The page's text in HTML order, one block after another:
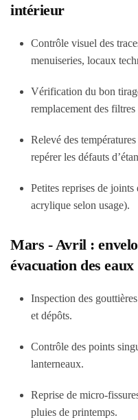
intérieur
Contrôle visuel des
menuiseries, locaux
Vérification du bon
remplacement des filtres
Relevé des
repérer les défauts
Petites reprises de joints
acrylique selon usage).
Mars - Avril :
évacuation des eaux
Inspection des
et dépôts.
Contrôle des points
lanterneaux.
Reprise de micro-
pluies de printemps.